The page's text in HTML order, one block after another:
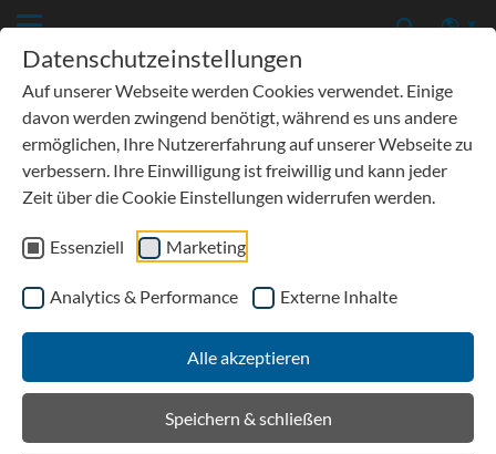
Datenschutzeinstellungen
Auf unserer Webseite werden Cookies verwendet. Einige
davon werden zwingend benötigt, während es uns andere
ermöglichen, Ihre Nutzererfahrung auf unserer Webseite zu
verbessern. Ihre Einwilligung ist freiwillig und kann jeder
Zeit über die Cookie Einstellungen widerrufen werden.
Essenziell Marketing
Analytics & Performance Externe Inhalte
Alle akzeptieren
Speichern & schließen
Einbaubeispiele